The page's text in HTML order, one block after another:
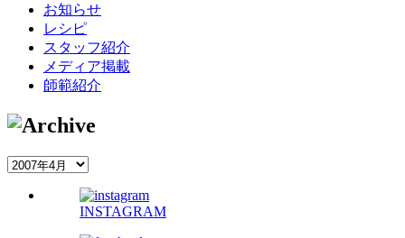
お知らせ
レシピ
スタッフ紹介
メディア掲載
師範紹介
INSTAGRAM